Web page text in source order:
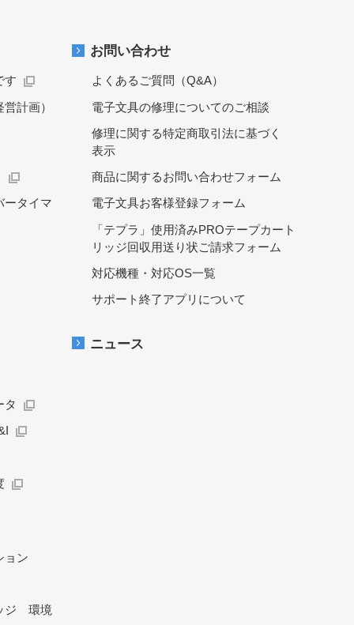
す
計画）
ータイマ
タ
ョン
ジ 環境
お問い合わせ
よくあるご質問（Q&A）
電子文具の修理についてのご相談
修理に関する特定商取引法に基づく
表示
商品に関するお問い合わせフォーム
電子文具お客様登録フォーム
「テプラ」使用済みPROテープカート
リッジ回収用送り状ご請求フォーム
対応機種・対応OS一覧
サポート終了アプリについて
ニュース